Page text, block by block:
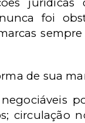
foi
de sua
circulação